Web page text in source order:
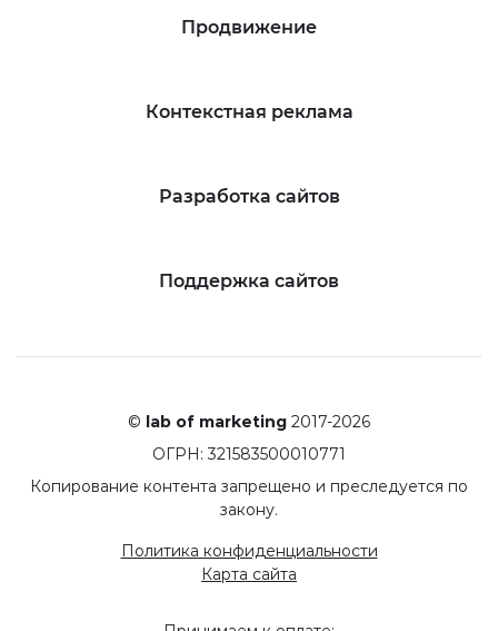
Продвижение
Контекстная реклама
Разработка сайтов
Поддержка сайтов
© lab of marketing 2017-2026
ОГРН: 321583500010771
Копирование контента запрещено и преследуется по
закону.
Политика конфиденциальности
Карта сайта